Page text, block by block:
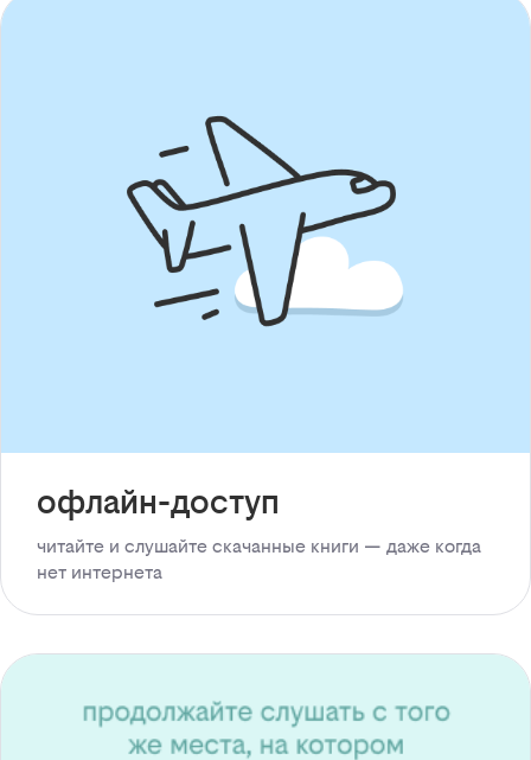
офлайн-доступ
читайте и слушайте скачанные книги — даже когда
нет интернета